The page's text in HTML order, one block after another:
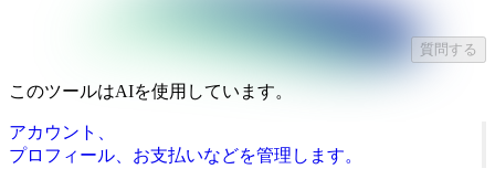
質問する
このツールはAIを使用しています。
アカウント、
プロフィール、お支払いなどを管理します。